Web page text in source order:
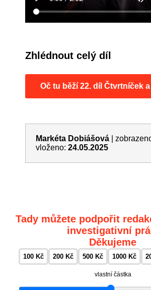
Zhlédnout celý díl
Oč tu běží 22. díl Čtvrtníček
Markéta Dobiášová
vloženo: 24.05.2025
Tady můžete podpořit
investigativní
Děkujeme
100 Kč 200 Kč 500 Kč 1000 Kč
vlastní částka